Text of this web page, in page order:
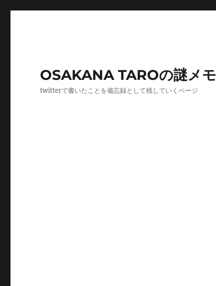
OSAKANA TAROの謎メモ
twitterで書いたことを備忘録として残していくページ